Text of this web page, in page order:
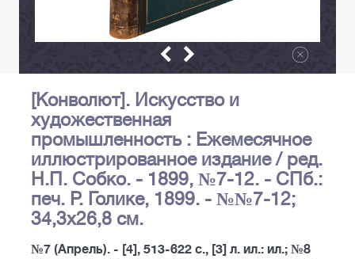
[Конволют]. Искусство и
художественная
промышленность : Ежемесячное
иллюстрированное издание / ред.
Н.П. Собко. - 1899, №7-12. - СПб.:
печ. Р. Голике, 1899. - №№7-12;
34,3х26,8 см.
№7 (Апрель). - [4], 513-622 c., [3] л. ил.: ил.; №8